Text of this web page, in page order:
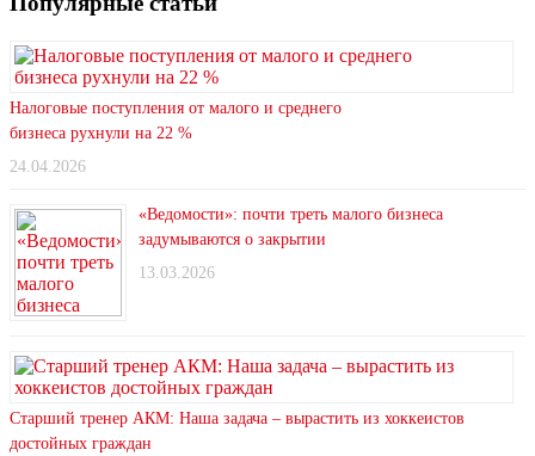
Налоговые поступления от малого и среднего
бизнеса рухнули на 22 %
24.04.2026
«Ведомости»: почти треть малого бизнеса
задумываются о закрытии
13.03.2026
Старший тренер АКМ: Наша задача – вырастить из хоккеистов
достойных граждан